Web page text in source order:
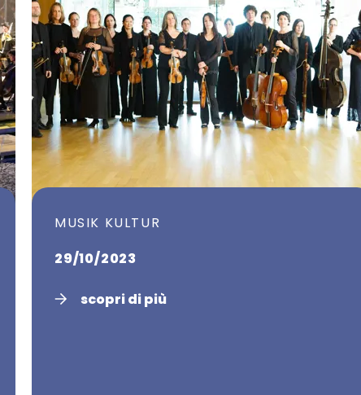
MUSIK KULTUR
29/10/2023
scopri di più